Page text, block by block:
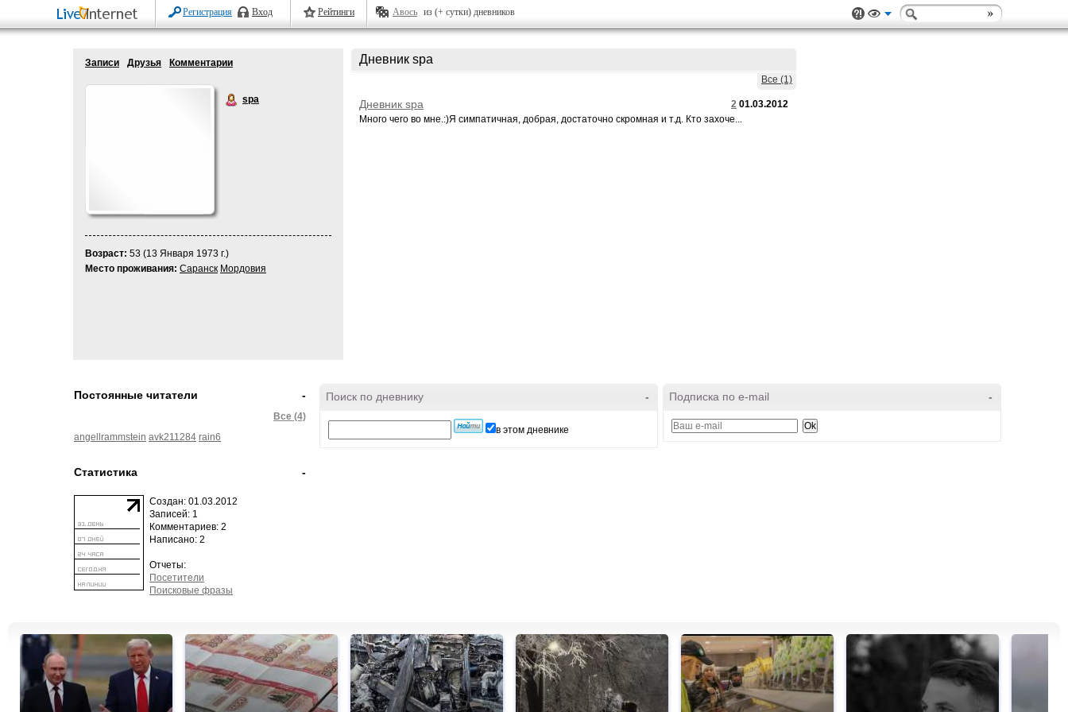
Регистрация Вход Рейтинги Авось из (+ сутки) дневников
Записи Друзья Комментарии
spa
Возраст: 53 (13 Января 1973 г.)
Место проживания: Саранск Мордовия
Дневник spa
Все (1)
2 01.03.2012
Дневник spa
Много чего во мне.:)Я симпатичная, добрая, достаточно скромная и т.д. Кто захоче...
-
Постоянные читатели
Все (4)
angellrammstein avk211284 rain6
-
Статистика
Создан: 01.03.2012
Записей: 1
Комментариев: 2
Написано: 2
Отчеты:
Посетители
Поисковые фразы
-
Поиск по дневнику
в этом дневнике
-
Подписка по e-mail